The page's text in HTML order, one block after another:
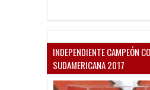
INDEPENDIENTE CAMPEÓN
SUDAMERICANA 2017